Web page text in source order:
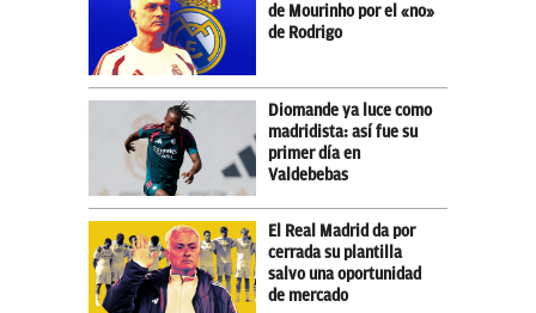
de Mourinho por el «no»
de Rodrigo
Diomande ya luce como
madridista: así fue su
primer día en
Valdebebas
El Real Madrid da por
cerrada su plantilla
salvo una oportunidad
de mercado